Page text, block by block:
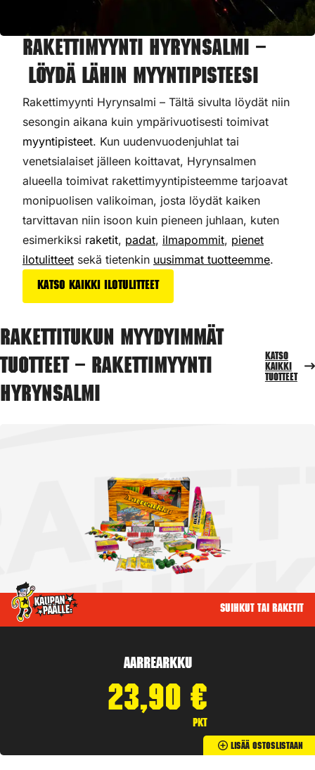
Rakettimyynti Hyrynsalmi –
Löydä lähin myyntipisteesi
Rakettimyynti Hyrynsalmi – Tältä sivulta löydät niin
sesongin aikana kuin ympärivuotisesti toimivat
myyntipisteet. Kun uudenvuodenjuhlat tai
venetsialaiset jälleen koittavat, Hyrynsalmen
alueella toimivat rakettimyyntipisteemme tarjoavat
monipuolisen valikoiman, josta löydät kaiken
tarvittavan niin isoon kuin pieneen juhlaan, kuten
esimerkiksi raketit, padat, ilmapommit, pienet
ilotulitteet sekä tietenkin uusimmat tuotteemme.
Katso kaikki ilotulitteet
Rakettitukun myydyimmät
tuotteet – Rakettimyynti
Hyrynsalmi
Katso
kaikki
tuotteet
Suihkut tai raketit
Aarrearkku
23,90 €
pkt
Lisää Ostoslistaan